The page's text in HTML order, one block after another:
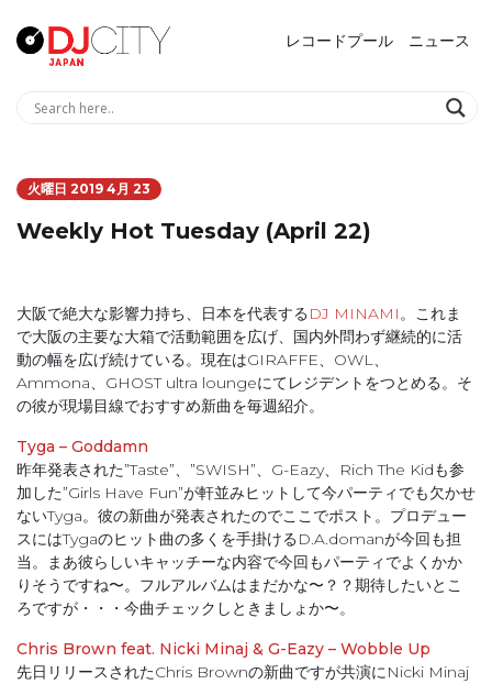
レコードプール ニュース
火曜日 2019 4月 23
Weekly Hot Tuesday (April 22)
大阪で絶大な影響力持ち、日本を代表する DJ MINAMI。これま
で大阪の主要な大箱で活動範囲を広げ、国内外問わず継続的に活
動の幅を広げ続けている。現在はGIRAFFE、OWL、
Ammona、GHOST ultra loungeにてレジデントをつとめる。そ
の彼が現場目線でおすすめ新曲を毎週紹介。
Tyga – Goddamn
昨年発表された”Taste”、”SWISH”、G-Eazy、Rich The Kidも参
加した”Girls Have Fun”が軒並みヒットして今パーティでも欠かせ
ないTyga。彼の新曲が発表されたのでここでポスト。プロデュー
スにはTygaのヒット曲の多くを手掛けるD.A.domanが今回も担
当。まあ彼らしいキャッチーな内容で今回もパーティでよくかか
りそうですね〜。フルアルバムはまだかな〜？？期待したいとこ
ろですが・・・今曲チェックしときましょか〜。
Chris Brown feat. Nicki Minaj & G-Eazy – Wobble Up
先日リリースされたChris Brownの新曲ですが共演にNicki Minaj